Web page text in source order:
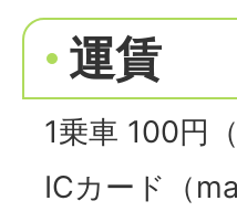
運賃
1乗車 100円
ICカード（